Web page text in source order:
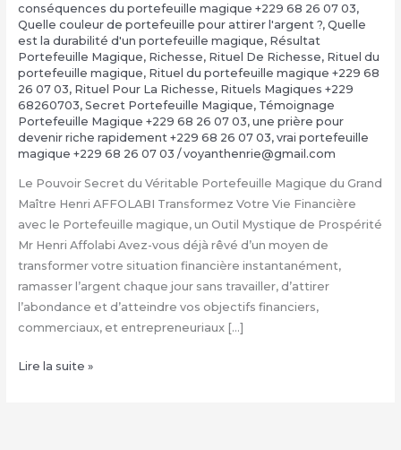
conséquences du portefeuille magique +229 68 26 07 03,
Quelle couleur de portefeuille pour attirer l'argent ?, Quelle
est la durabilité d'un portefeuille magique, Résultat
Portefeuille Magique, Richesse, Rituel De Richesse, Rituel du
portefeuille magique, Rituel du portefeuille magique +229 68
26 07 03, Rituel Pour La Richesse, Rituels Magiques +229
68260703, Secret Portefeuille Magique, Témoignage
Portefeuille Magique +229 68 26 07 03, une prière pour
devenir riche rapidement +229 68 26 07 03, vrai portefeuille
magique +229 68 26 07 03 /voyanthenrie@gmail.com
Le Pouvoir Secret du Véritable Portefeuille Magique du Grand
Maître Henri AFFOLABI Transformez Votre Vie Financière
avec le Portefeuille magique, un Outil Mystique de Prospérité
Mr Henri Affolabi Avez-vous déjà rêvé d’un moyen de
transformer votre situation financière instantanément,
ramasser l’argent chaque jour sans travailler, d’attirer
l’abondance et d’atteindre vos objectifs financiers,
commerciaux, et entrepreneuriaux […]
Comment
Lire la suite »